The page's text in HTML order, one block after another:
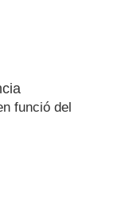
funció del